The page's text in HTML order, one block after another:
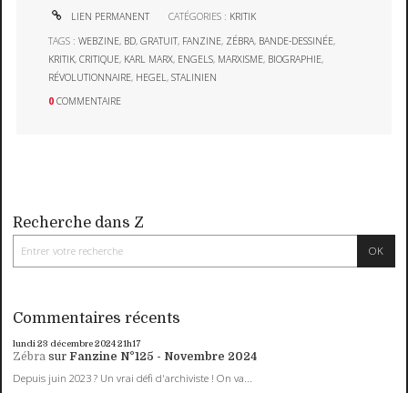
LIEN PERMANENT CATÉGORIES : KRITIK
TAGS :WEBZINE, BD,GRATUIT, FANZINE, ZÉBRA, BANDE-DESSINÉE,
KRITIK,CRITIQUE, KARL MARX, ENGELS, MARXISME, BIOGRAPHIE,
RÉVOLUTIONNAIRE, HEGEL ,STALINIEN
0 COMMENTAIRE
Recherche dans Z
Commentaires récents
lundi 23 décembre 202421h17
Zébra sur Fanzine N°125 - Novembre 2024
Depuis juin 2023 ? Un vrai défi d'archiviste ! On va...